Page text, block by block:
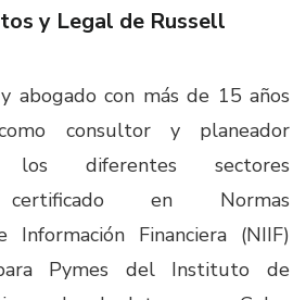
y Legal de Russell
abogado con más de 15 años
consultor y planeador
diferentes sectores
certificado en Normas
Información Financiera (NIIF)
Pymes del Instituto de